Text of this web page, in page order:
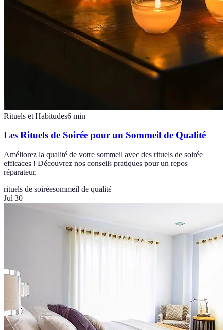
Rituels et Habitudes6 min
Les Rituels de Soirée pour un Sommeil de Qualité
Améliorez la qualité de votre sommeil avec des rituels de soirée
efficaces ! Découvrez nos conseils pratiques pour un repos
réparateur.
rituels de soiréesommeil de qualité
Jul 30